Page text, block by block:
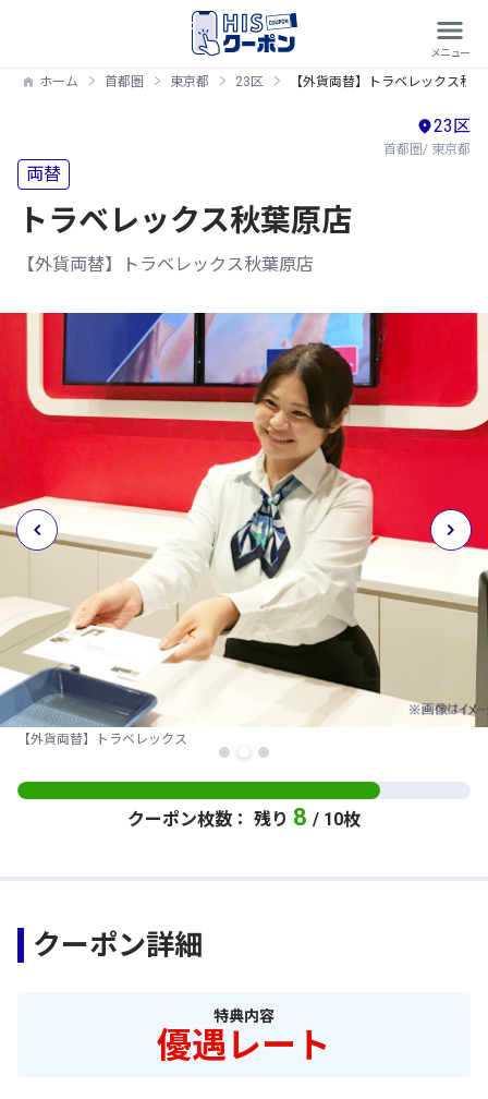
ホーム 首都圏 東京都 23区 【外貨両替】トラベレックス秋
23区
首都圏/ 東京都
両替
トラベレックス秋葉原店
【外貨両替】トラベレックス秋葉原店
【外貨両替】トラベレックス
クーポン枚数： 残り 8 / 10枚
クーポン詳細
特典内容
優遇レート